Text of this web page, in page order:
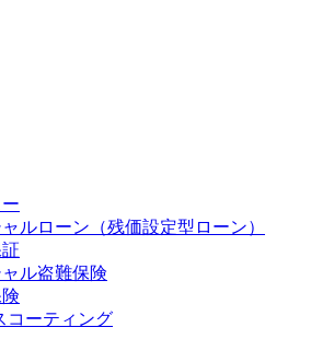
ルローン（残価設定型ローン）
ル盗難保険
コーティング